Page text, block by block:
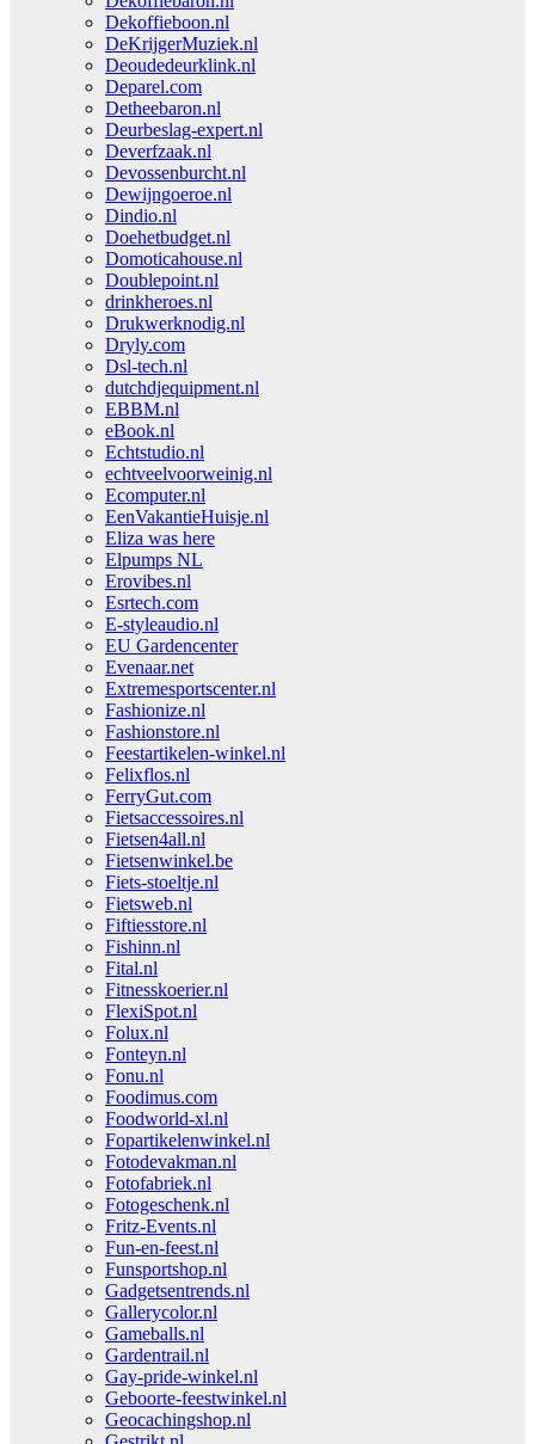
Dekoffieboon.nl
DeKrijgerMuziek.nl
Deoudedeurklink.nl
Deparel.com
Detheebaron.nl
Deurbeslag-expert.nl
Deverfzaak.nl
Devossenburcht.nl
Dewijngoeroe.nl
Dindio.nl
Doehetbudget.nl
Domoticahouse.nl
Doublepoint.nl
drinkheroes.nl
Drukwerknodig.nl
Dryly.com
Dsl-tech.nl
dutchdjequipment.nl
EBBM.nl
eBook.nl
Echtstudio.nl
echtveelvoorweinig.nl
Ecomputer.nl
EenVakantieHuisje.nl
Eliza was here
Elpumps NL
Erovibes.nl
Esrtech.com
E-styleaudio.nl
EU Gardencenter
Evenaar.net
Extremesportscenter.nl
Fashionize.nl
Fashionstore.nl
Feestartikelen-winkel.nl
Felixflos.nl
FerryGut.com
Fietsaccessoires.nl
Fietsen4all.nl
Fietsenwinkel.be
Fiets-stoeltje.nl
Fietsweb.nl
Fiftiesstore.nl
Fishinn.nl
Fital.nl
Fitnesskoerier.nl
FlexiSpot.nl
Folux.nl
Fonteyn.nl
Fonu.nl
Foodimus.com
Foodworld-xl.nl
Fopartikelenwinkel.nl
Fotodevakman.nl
Fotofabriek.nl
Fotogeschenk.nl
Fritz-Events.nl
Fun-en-feest.nl
Funsportshop.nl
Gadgetsentrends.nl
Gallerycolor.nl
Gameballs.nl
Gardentrail.nl
Gay-pride-winkel.nl
Geboorte-feestwinkel.nl
Geocachingshop.nl